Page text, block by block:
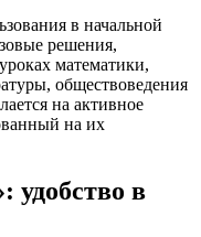
в начальной
решения,
математики,
обществоведения
на активное
на их
удобство в